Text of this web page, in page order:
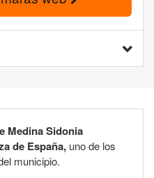
Medina Sidonia
de España, uno de los
municipio.